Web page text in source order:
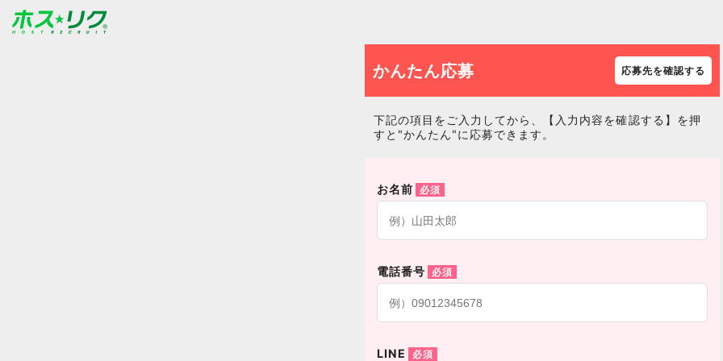
かんたん応募 応募先を確認する
下記の項目をご入力してから、【入力内容を確認する】を押
すと"かんたん"に応募できます。
お名前
電話番号
LINE